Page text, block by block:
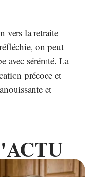
vers la retraite
on peut
avec sérénité. La
précoce et
et